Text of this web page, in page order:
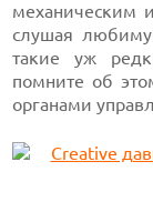
механическим
слушая
такие уж
помните об
органами